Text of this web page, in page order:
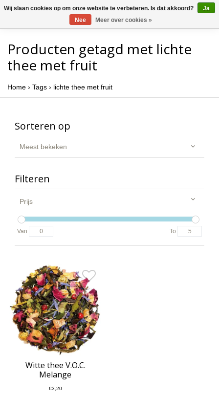
Producten getagd met lichte
thee met fruit
Home › Tags › lichte thee met fruit
Sorteren op
Meest bekeken
Filteren
Prijs
Van To
Witte thee V.O.C.
Melange
€3,20
Wij slaan cookies op om onze website te verbeteren. Is dat akkoord?
Ja
Nee
Meer over cookies »